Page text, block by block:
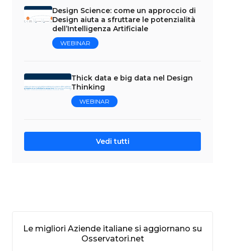
Design Science: come un approccio di
Design aiuta a sfruttare le potenzialità
dell’Intelligenza Artificiale
WEBINAR
Thick data e big data nel Design
Thinking
WEBINAR
Vedi tutti
Le migliori Aziende italiane si aggiornano su
Osservatori.net